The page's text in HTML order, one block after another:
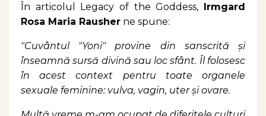
În articolul Legacy of the Goddess, Irmgard
Rosa Maria Rausher ne spune:
"Cuvântul "Yoni" provine din sanscrită și
înseamnă sursă divină sau loc sfânt. Îl folosesc
în acest context pentru toate organele
sexuale feminine: vulva, vagin, uter și ovare.